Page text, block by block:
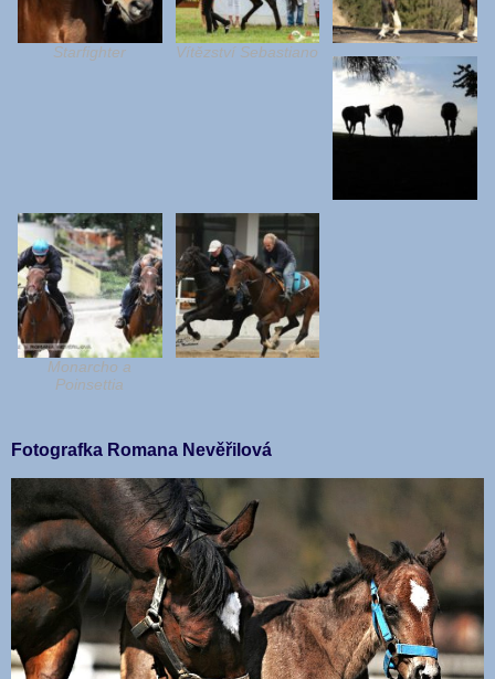
Starfighter Vítězství Sebastiano
Monarcho a
Poinsettia
Fotografka Romana Nevěřilová